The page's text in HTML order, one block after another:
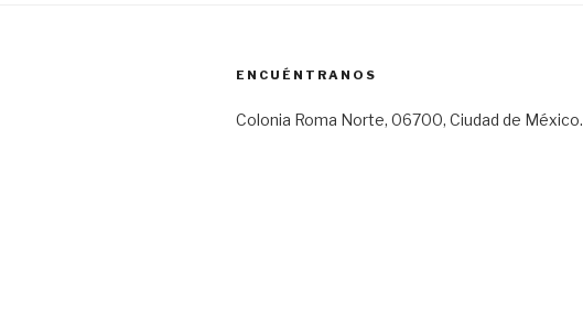
ENCUÉNTRANOS
Colonia Roma Norte, 06700, Ciudad de México.